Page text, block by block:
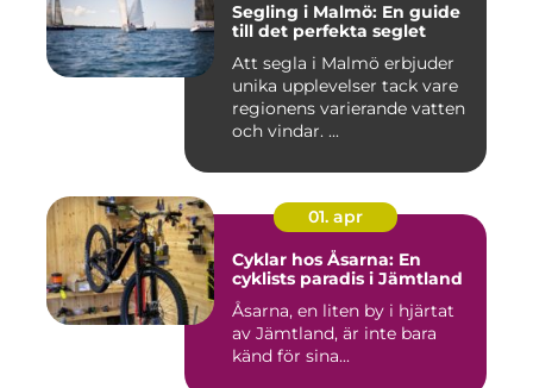
Segling i Malmö: En guide
till det perfekta seglet
Att segla i Malmö erbjuder
unika upplevelser tack vare
regionens varierande vatten
och vindar. ...
01. apr
Cyklar hos Åsarna: En
cyklists paradis i Jämtland
Åsarna, en liten by i hjärtat
av Jämtland, är inte bara
känd för sina...